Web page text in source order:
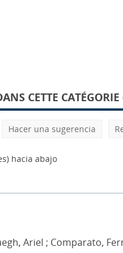
CETTE
Hacer una sugerencia
hacia abajo
Ariel ; Comparato,